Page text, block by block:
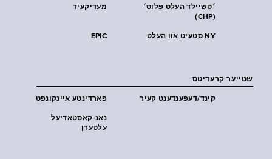
מעדיקעיד
׳טשיילד העלט פּלוס׳
(CHP)
EPIC NY סטעיט אוו העלט
שטייער קרעדיטס
פארדינטע איינקונפט קינד/דעפענדענט קעיר
נאנ-קאסטאדיעל
עלטערן